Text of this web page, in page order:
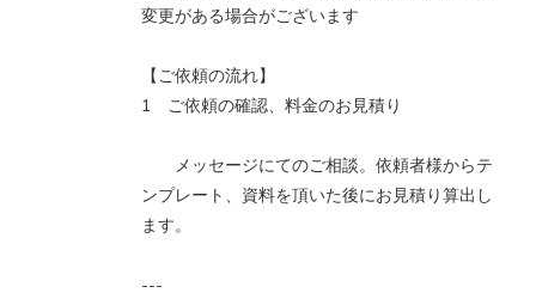
変更がある場合がございます
【ご依頼の流れ】
1 ご依頼の確認、料金のお見積り
メッセージにてのご相談。依頼者様からテ
ンプレート、資料を頂いた後にお見積り算出し
ます。
---